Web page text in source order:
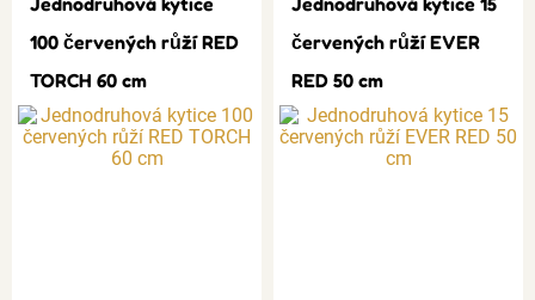
100 červených růží RED
TORCH 60 cm
červených růží EVER
RED 50 cm